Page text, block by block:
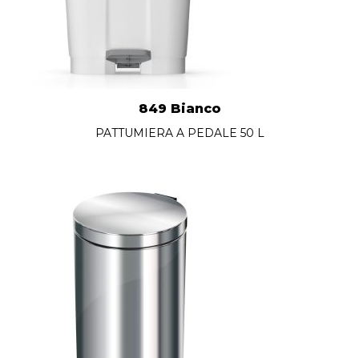
849 Bianco
PATTUMIERA A PEDALE 50 L